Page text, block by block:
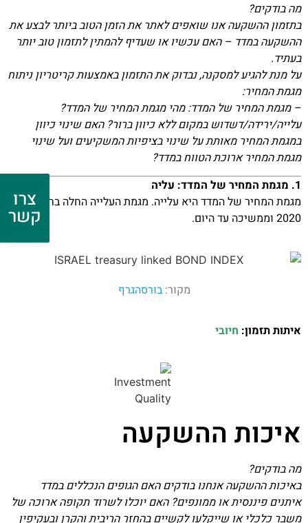
מה בודקים?
בתזמון ההשקעה אנו שואפים לאתר את הזמן הטוב ביותר לבצע את
ההשקעה במדד – האם עכשיו או שעדיף להמתין לתזמון טוב יותר
בעתיד.
על מנת להגיע למסקנה, נבדוק את התזמון באמצעות קריטריון ניתוח
מגמת המחיר:
– מגמת המחיר של המדד: מהי מגמת המחיר של המדד?
עלייה/ירידה/דשדוש במקום ללא כיוון ברור? האם שינוי כיוון
במגמת המחיר מאותת על שינוי בציפיות המשקיעים ועל שינוי
מגמת המחיר ארוכת הטווח במדד?
1. מגמת המחיר של המדד: עליה
מגמת המחיר של המדד היא עלייה. מגמת העלייה החלה בחודש מרץ
2020 וממשיכה עד היום.
מקור:בורסהגרף
איתות תזמון: חיובי
איכות ההשקעה
מה בודקים?
באיכות ההשקעה אנחנו בודקים האם הגופים הנכללים במדד
איתנים פיננסית או ממונפים? האם יוכלו לשרוד תקופה ארוכה של
משבר כלכלי או שייקלעו לקשיים בהחזר הריבית והקרן ובעקיפין
צרו
קשר